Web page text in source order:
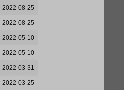
2022-08-25
2022-08-25
2022-05-10
2022-05-10
2022-03-31
2022-03-25